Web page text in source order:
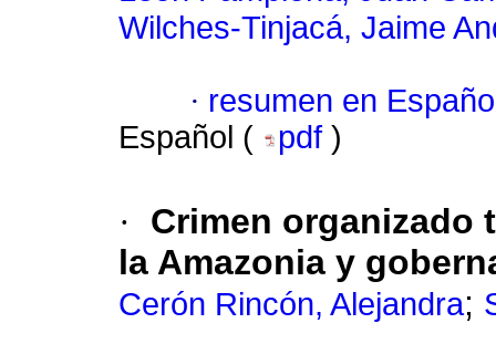
Wilches-Tinjacá, Jaime
· resumen en
Español (
pdf )
·
Crimen organizado
la Amazonia y
Cerón Rincón, Alejandra;